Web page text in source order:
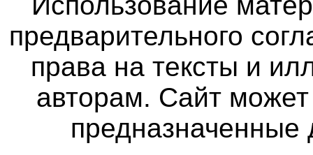
предварительного
права на тексты и
авторам. Сайт